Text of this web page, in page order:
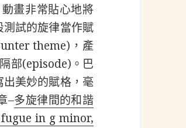
畫非常貼心地將
試的旋律當作賦
theme)，產
部(episode)。巴
美妙的賦格，毫
–多旋律間的和諧
fugue in g minor,